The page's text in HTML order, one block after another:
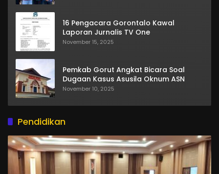
16 Pengacara Gorontalo Kawal
Laporan Jurnalis TV One
November 15, 2025
Pemkab Gorut Angkat Bicara Soal
Dugaan Kasus Asusila Oknum ASN
November 10, 2025
Pendidikan